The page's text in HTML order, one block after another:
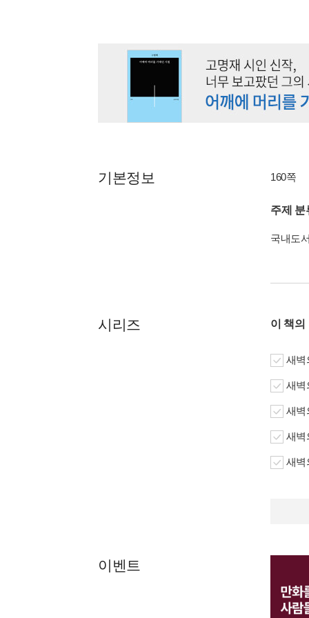
기본정보 160쪽
주제 분
국내도
시리즈 이 책의
새벽
새벽
새벽
새벽
새벽
이벤트